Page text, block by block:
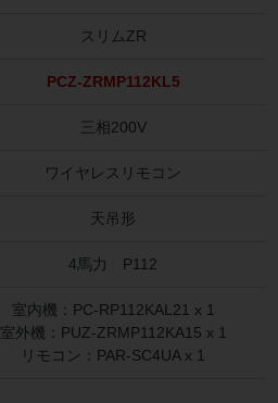
スリムZR
PCZ-ZRMP112KL5
三相200V
ワイヤレスリモコン
天吊形
4馬力 P112
室内機：PC-RP112KAL21 x 1
室外機：PUZ-ZRMP112KA15 x 1
リモコン：PAR-SC4UA x 1